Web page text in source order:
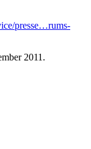
presse…rums-
2011.